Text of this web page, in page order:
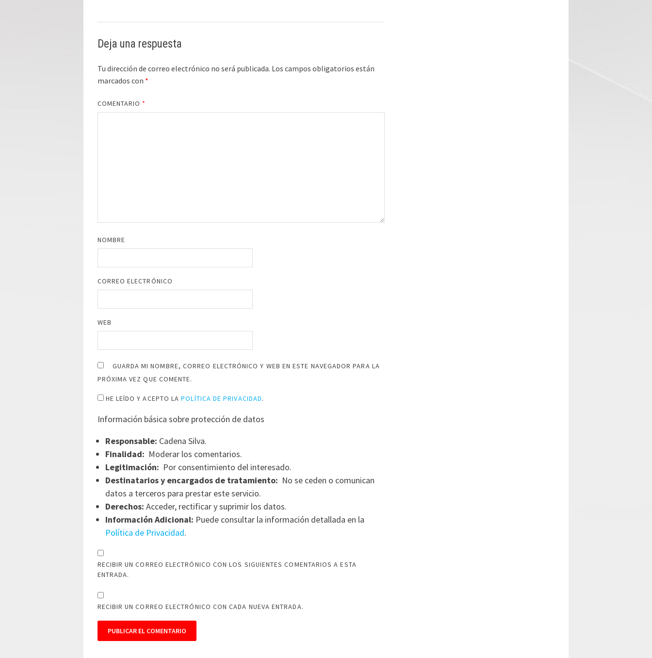
Deja una respuesta
Tu dirección de correo electrónico no será publicada. Los campos obligatorios están
marcados con *
COMENTARIO *
NOMBRE
CORREO ELECTRÓNICO
WEB
GUARDA MI NOMBRE, CORREO ELECTRÓNICO Y WEB EN ESTE NAVEGADOR PARA LA
PRÓXIMA VEZ QUE COMENTE.
HE LEÍDO Y ACEPTO LAPOLÍTICA DE PRIVACIDAD.
Información básica sobre protección de datos
Responsable: Cadena Silva.
Finalidad: Moderar los comentarios.
Legitimación: Por consentimiento del interesado.
Destinatarios y encargados de tratamiento: No se ceden o comunican
datos a terceros para prestar este servicio.
Derechos: Acceder, rectificar y suprimir los datos.
Información Adicional: Puede consultar la información detallada en la
Política de Privacidad.
RECIBIR UN CORREO ELECTRÓNICO CON LOS SIGUIENTES COMENTARIOS A ESTA
ENTRADA.
RECIBIR UN CORREO ELECTRÓNICO CON CADA NUEVA ENTRADA.